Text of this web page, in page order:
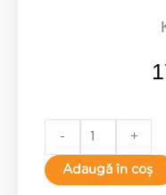
de
popas
- +
Adaugă în coș